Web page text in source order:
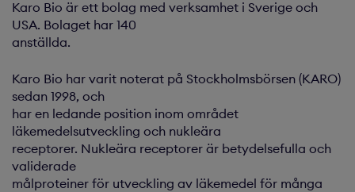
Karo Bio är ett bolag med verksamhet i Sverige och
USA. Bolaget har 140
anställda.
Karo Bio har varit noterat på Stockholmsbörsen (KARO)
sedan 1998, och
har en ledande position inom området
läkemedelsutveckling och nukleära
receptorer. Nukleära receptorer är betydelsefulla och
validerade
målproteiner för utveckling av läkemedel för många